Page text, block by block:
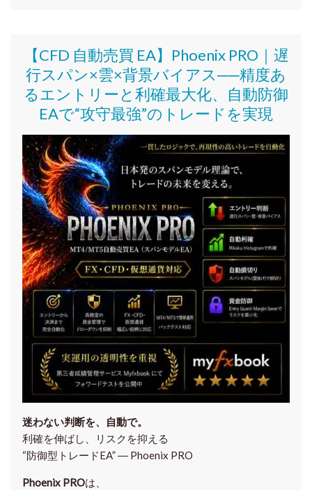
【CFD 自動売買 EA】Phoenix PRO｜遅
行スパン×雲×背景バイアス──精度あ
るエントリーと利確最大化、自動防御
EAで“攻守最強”のトレードを実現
迷わない判断を、自動で。
利確を伸ばし、リスクを抑える
“防御型トレードEA” ― Phoenix PRO
Phoenix PROは、